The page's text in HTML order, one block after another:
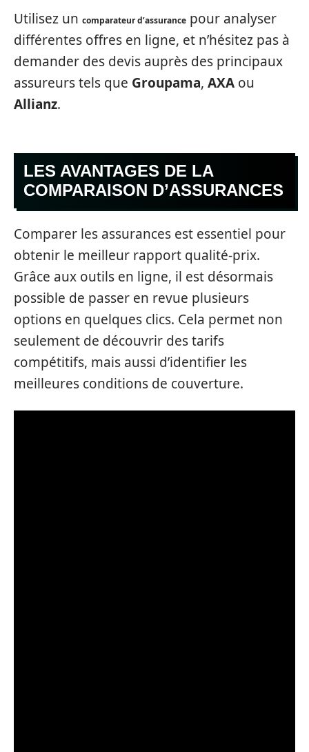
Utilisez un comparateur d’assurance pour analyser
différentes offres en ligne, et n’hésitez pas à
demander des devis auprès des principaux
assureurs tels que Groupama, AXA ou
Allianz.
LES AVANTAGES DE LA
COMPARAISON D’ASSURANCES
Comparer les assurances est essentiel pour
obtenir le meilleur rapport qualité-prix.
Grâce aux outils en ligne, il est désormais
possible de passer en revue plusieurs
options en quelques clics. Cela permet non
seulement de découvrir des tarifs
compétitifs, mais aussi d’identifier les
meilleures conditions de couverture.